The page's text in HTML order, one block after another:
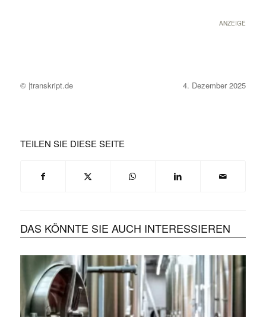
ANZEIGE
© |transkript.de 4. Dezember 2025
TEILEN SIE DIESE SEITE
DAS KÖNNTE SIE AUCH INTERESSIEREN